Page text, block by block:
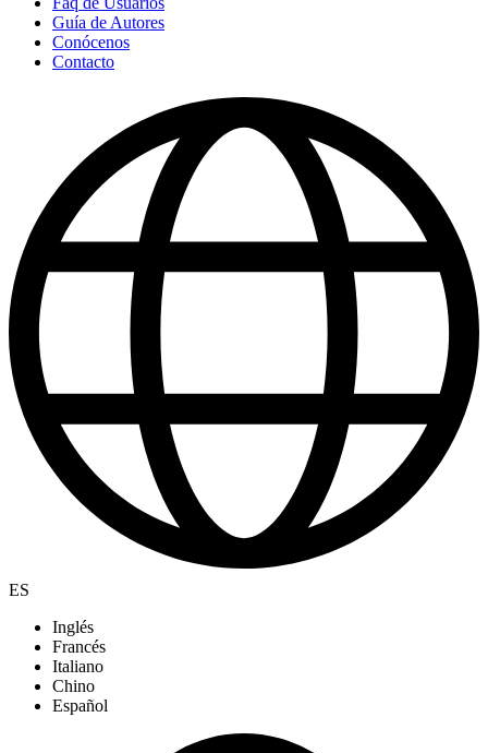
Guía de Autores
Conócenos
Contacto
ES
Inglés
Francés
Italiano
Chino
Español